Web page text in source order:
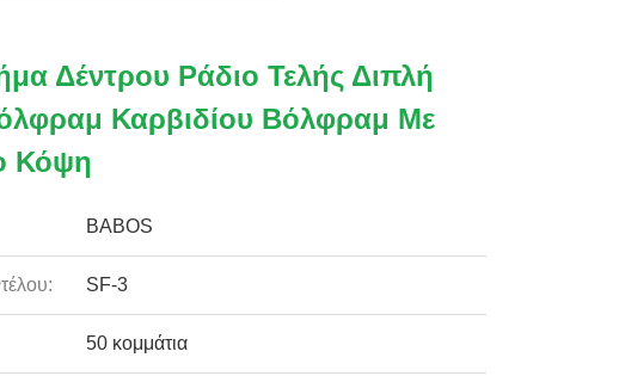
Δέντρου Ράδιο Τελής Διπλή
Καρβιδίου Βόλφραμ Με
Κόψη
BABOS
SF-3
50 κομμάτια